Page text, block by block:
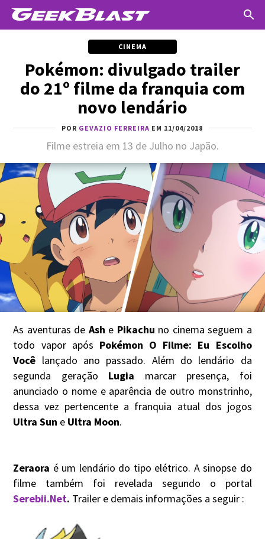
CINEMA
Pokémon: divulgado trailer
do 21º filme da franquia com
novo lendário
POR GEVAZIO FERREIRA EM 11/04/2018
Filme estreia em 13 de Julho no Japão.
As aventuras de Ash e Pikachu no cinema seguem a
todo vapor após Pokémon O Filme: Eu Escolho
Você lançado ano passado. Além do lendário da
segunda geração Lugia marcar presença, foi
anunciado o nome e aparência de outro monstrinho,
dessa vez pertencente a franquia atual dos jogos
Ultra Sun e Ultra Moon.
Zeraora é um lendário do tipo elétrico. A sinopse do
filme também foi revelada segundo o portal
Serebii.Net. Trailer e demais informações a seguir :